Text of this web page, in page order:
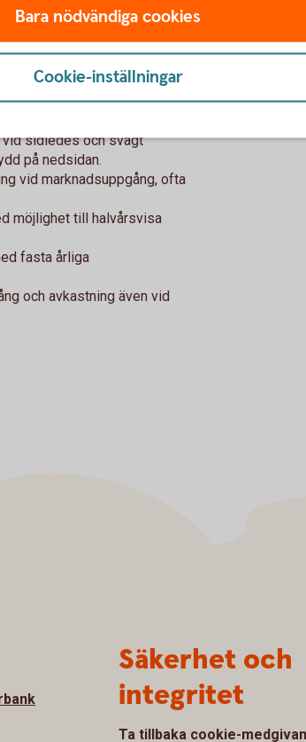
som kan vara
exempel:
vid sidledes och svagt
på nedsidan.
vid marknadsuppgång, ofta
möjlighet till halvårsvisa
fasta årliga
och avkastning även vid
Bara nödvändiga cookies
Cookie-inställningar
Säkerhet och
integritet
Ta tillbaka cookie-